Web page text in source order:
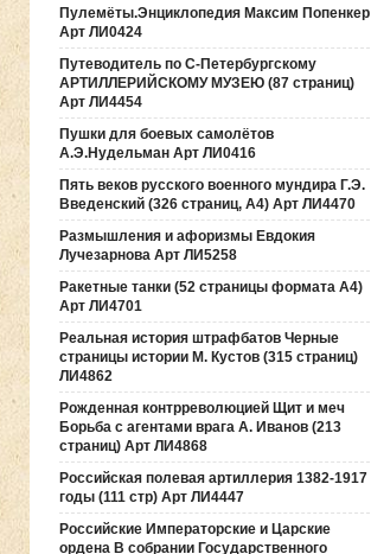
Пулемёты.Энциклопедия Максим Попенкер
Арт ЛИ0424
Путеводитель по С-Петербургскому
АРТИЛЛЕРИЙСКОМУ МУЗЕЮ (87 страниц)
Арт ЛИ4454
Пушки для боевых самолётов
А.Э.Нудельман Арт ЛИ0416
Пять веков русского военного мундира Г.Э.
Введенский (326 страниц, А4) Арт ЛИ4470
Размышления и афоризмы Евдокия
Лучезарнова Арт ЛИ5258
Ракетные танки (52 страницы формата А4)
Арт ЛИ4701
Реальная история штрафбатов Черные
страницы истории М. Кустов (315 страниц)
ЛИ4862
Рожденная контрреволюцией Щит и меч
Борьба с агентами врага А. Иванов (213
страниц) Арт ЛИ4868
Российская полевая артиллерия 1382-1917
годы (111 стр) Арт ЛИ4447
Российские Императорские и Царские
ордена В собрании Государственного